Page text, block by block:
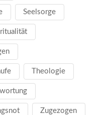
Seelsorge
Theologie
Zugezogen